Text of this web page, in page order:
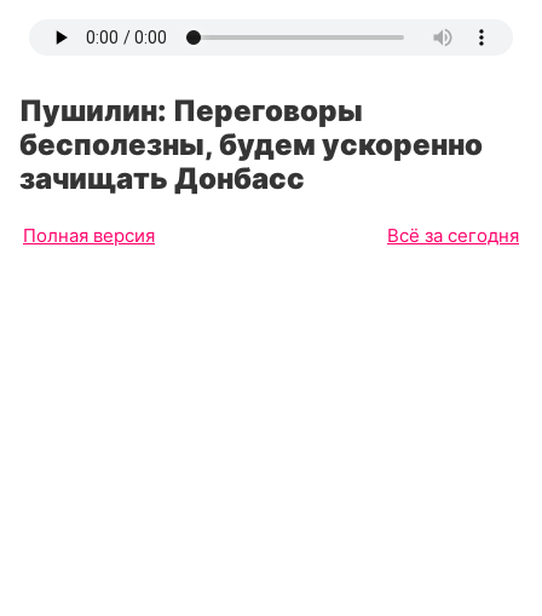
Пушилин: Переговоры
бесполезны, будем ускоренно
зачищать Донбасс
Полная версия Всё за сегодня